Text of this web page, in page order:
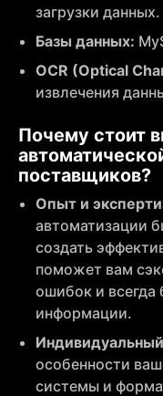
загрузки данных.
Базы данных:
OCR (Optical
извлечения
Почему стоит
поставщиков?
Опыт и
автоматизации
создать
поможет вам
ошибок и всегда
информации.
особенности
системы и